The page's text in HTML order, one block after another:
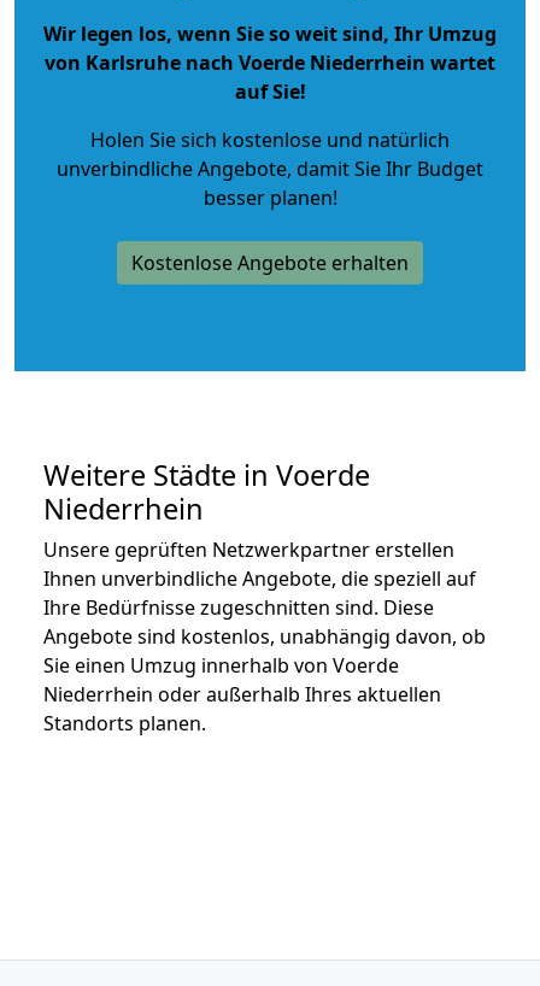
Wir legen los, wenn Sie so weit sind, Ihr Umzug
von Karlsruhe nach Voerde Niederrhein wartet
auf Sie!
Holen Sie sich kostenlose und natürlich
unverbindliche Angebote, damit Sie Ihr Budget
besser planen!
Kostenlose Angebote erhalten
Weitere Städte in Voerde
Niederrhein
Unsere geprüften Netzwerkpartner erstellen
Ihnen unverbindliche Angebote, die speziell auf
Ihre Bedürfnisse zugeschnitten sind. Diese
Angebote sind kostenlos, unabhängig davon, ob
Sie einen Umzug innerhalb von Voerde
Niederrhein oder außerhalb Ihres aktuellen
Standorts planen.